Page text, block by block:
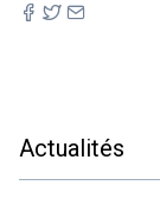
Actualités